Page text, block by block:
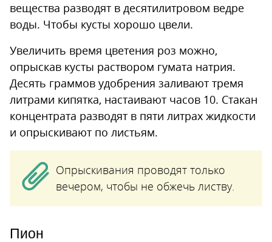
вещества разводят в десятилитровом ведре
воды. Чтобы кусты хорошо цвели.
Увеличить время цветения роз можно,
опрыскав кусты раствором гумата натрия.
Десять граммов удобрения заливают тремя
литрами кипятка, настаивают часов 10. Стакан
концентрата разводят в пяти литрах жидкости
и опрыскивают по листьям.
Опрыскивания проводят только
вечером, чтобы не обжечь листву.
Пион